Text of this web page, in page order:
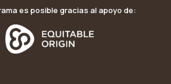
es posible gracias al apoyo de: